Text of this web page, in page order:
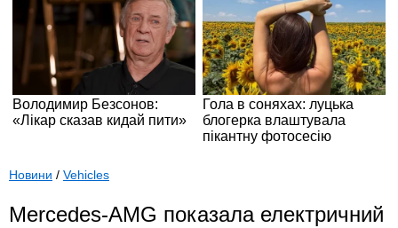
Новини / Vehicles
Mercedes-AMG показала електричний